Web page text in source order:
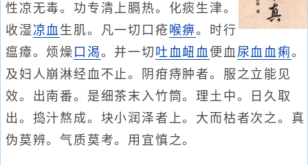
性凉无毒。功专清上膈热。化痰生津。
收湿 凉血生肌。凡一切口疮 喉痹。时行
瘟瘴。烦燥 口渴。并一切 吐血衄血便血 尿血血痢。
及妇人崩淋经血不止。阴疳痔肿者。服之立能见
效。出南番。是细茶末入竹筒。理土中。日久取
出。捣汁熬成。块小润泽者上。大而枯者次之。真
伪莫辨。气质莫考。用宜慎之。